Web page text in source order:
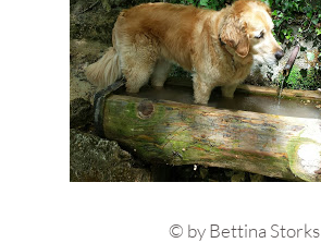
© by Bettina Storks